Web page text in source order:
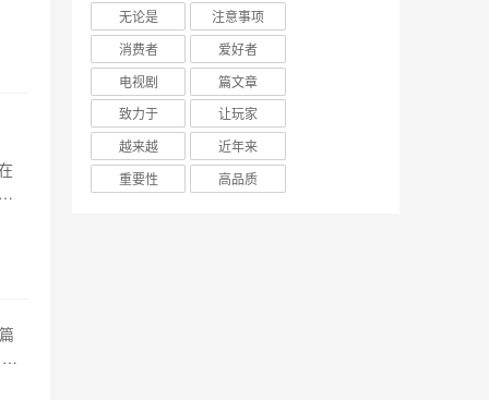
无论是
注意事项
消费者
爱好者
电视剧
篇文章
致力于
让玩家
越来越
近年来
重要性
高品质